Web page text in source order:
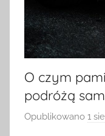
O czym
podróżą
Opublikowano 1